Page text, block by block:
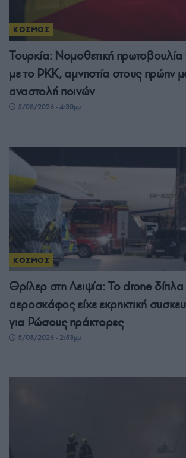
ΚΟΣΜΟΣ
Τουρκία: Νομοθετική πρωτοβουλία
με το PKK, αμνηστία στους πρώην
αναστολή ποινών
5/08/2026 - 4:30μμ
ΚΟΣΜΟΣ
Θρίλερ στη Λειψία: Το drone
αεροσκάφος είχε εκρηκτική
για Ρώσους πράκτορες
5/08/2026 - 2:53μμ